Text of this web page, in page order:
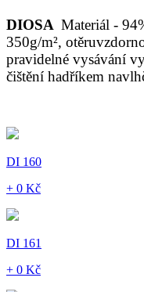
DIOSA Materiál -
350g/m²,
pravidelné vysávání
čištění hadříkem
DI 160
+ 0 Kč
DI 161
+ 0 Kč